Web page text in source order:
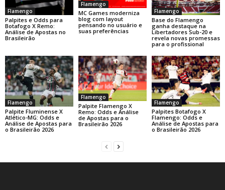
Flamengo
Palpites e Odds para
Botafogo X Remo:
Análise de Apostas no
Brasileirão
Flamengo
MC Games moderniza
blog com layout
pensando no usuário e
suas preferências
Flamengo
Base do Flamengo
ganha destaque na
Libertadores Sub-20 e
revela novas promessas
para o profissional
Flamengo
Palpite Fluminense X
Atlético-MG: Odds e
Análise de Apostas para
o Brasileirão 2026
Flamengo
Palpite Flamengo X
Remo: Odds e Análise
de Apostas para o
Brasileirão 2026
Flamengo
Palpites Botafogo X
Flamengo: Odds e
Análise de Apostas para
o Brasileirão 2026